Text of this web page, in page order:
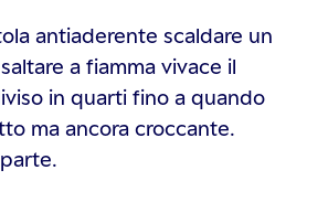
antiaderente scaldare un
saltare a fiamma vivace il
in quarti fino a quando
ma ancora croccante.